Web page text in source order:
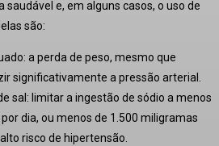
saudável e, em alguns casos, o uso de
são:
a perda de peso, mesmo que
significativamente a pressão arterial
sal: limitar a ingestão de sódio a menos
dia, ou menos de 1.500 miligramas
risco de hipertensão